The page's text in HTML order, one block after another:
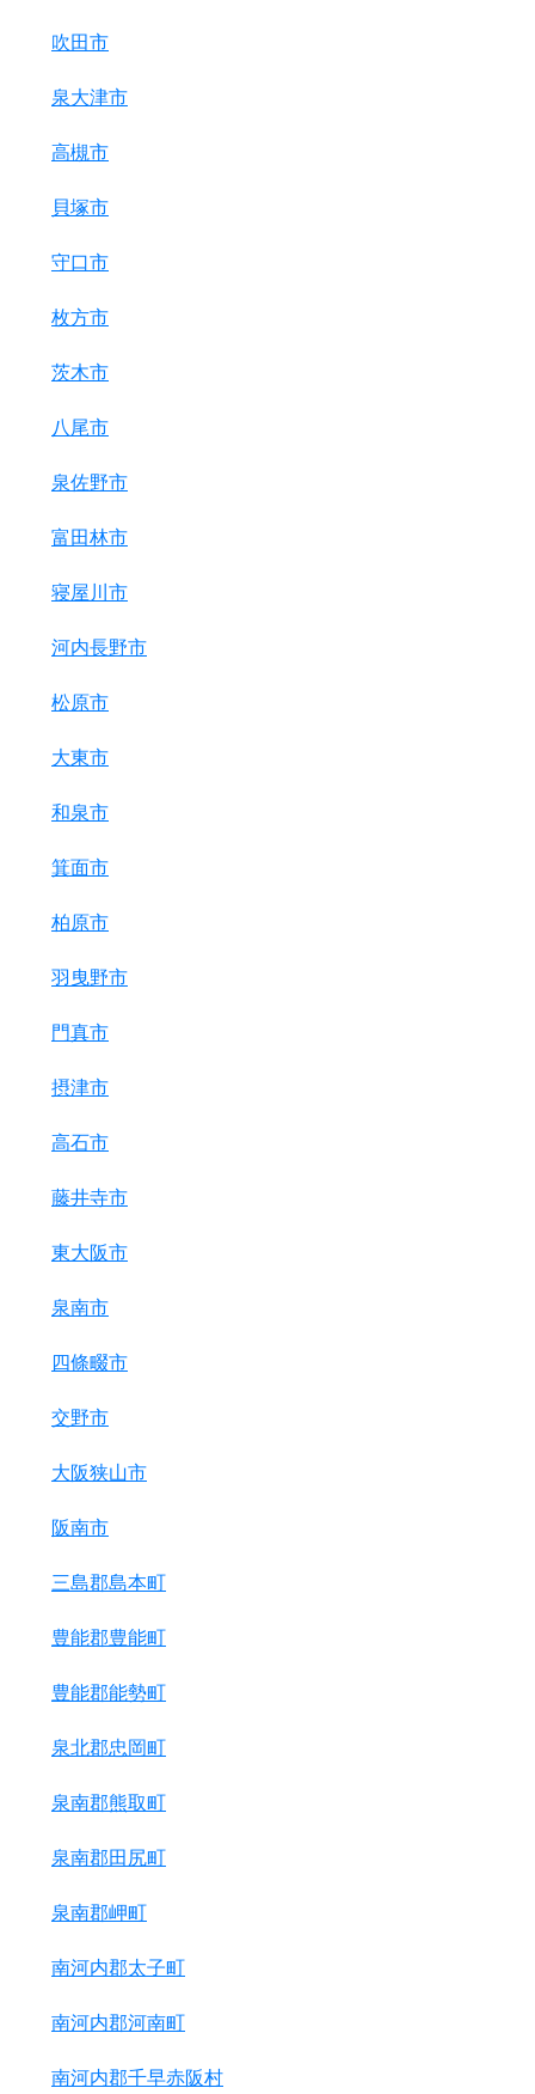
吹田市
泉大津市
高槻市
貝塚市
守口市
枚方市
茨木市
八尾市
泉佐野市
富田林市
寝屋川市
河内長野市
松原市
大東市
和泉市
箕面市
柏原市
羽曳野市
門真市
摂津市
高石市
藤井寺市
東大阪市
泉南市
四條畷市
交野市
大阪狭山市
阪南市
三島郡島本町
豊能郡豊能町
豊能郡能勢町
泉北郡忠岡町
泉南郡熊取町
泉南郡田尻町
泉南郡岬町
南河内郡太子町
南河内郡河南町
南河内郡千早赤阪村